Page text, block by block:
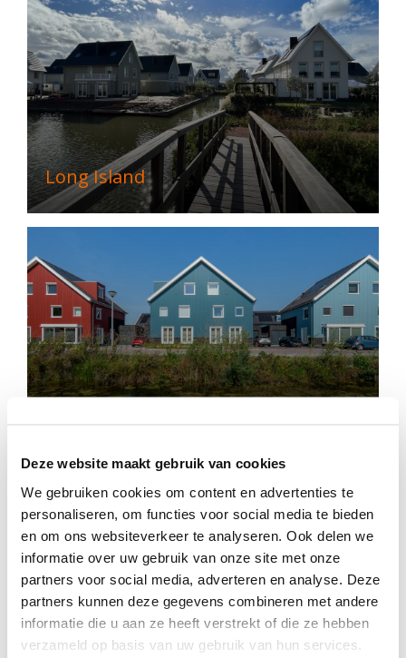
Deze website maakt gebruik van cookies
We gebruiken cookies om content en advertenties te
personaliseren, om functies voor social media te bieden
en om ons websiteverkeer te analyseren. Ook delen we
informatie over uw gebruik van onze site met onze
partners voor social media, adverteren en analyse. Deze
partners kunnen deze gegevens combineren met andere
informatie die u aan ze heeft verstrekt of die ze hebben
verzameld op basis van uw gebruik van hun services.
Long Island